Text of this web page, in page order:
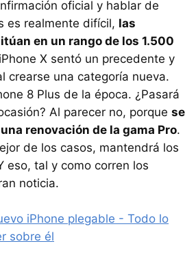
oficial y hablar de
es realmente difícil, las
en un rango de los 1.500
X sentó un precedente y
crearse una categoría nueva.
8 Plus de la época. ¿Pasará
Al parecer no, porque se
renovación de la gama Pro.
de los casos, mantendrá los
eso, tal y como corren los
noticia.
iPhone plegable - Todo lo
sobre él